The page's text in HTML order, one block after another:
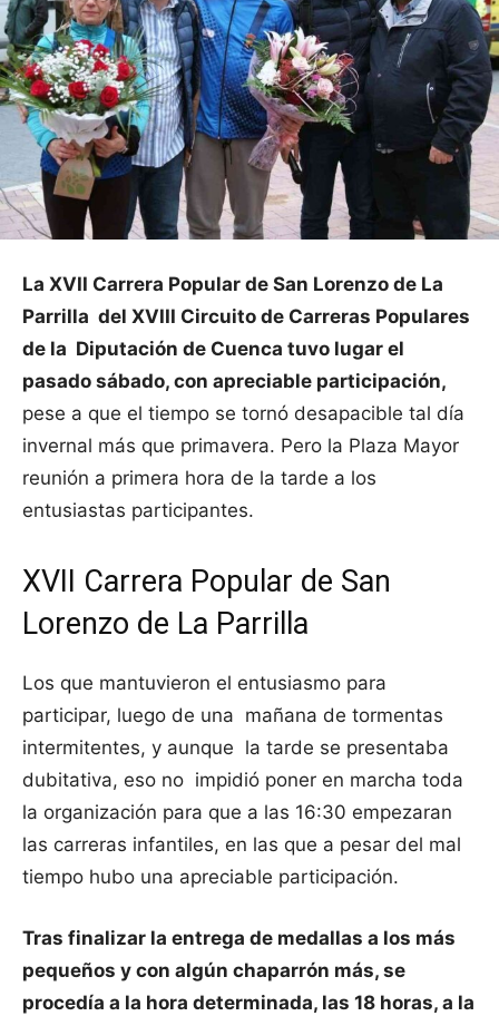
La XVII Carrera Popular de San Lorenzo de La
Parrilla del XVIII Circuito de Carreras Populares
de la Diputación de Cuenca tuvo lugar el
pasado sábado, con apreciable participación,
pese a que el tiempo se tornó desapacible tal día
invernal más que primavera. Pero la Plaza Mayor
reunión a primera hora de la tarde a los
entusiastas participantes.
XVII Carrera Popular de San
Lorenzo de La Parrilla
Los que mantuvieron el entusiasmo para
participar, luego de una mañana de tormentas
intermitentes, y aunque la tarde se presentaba
dubitativa, eso no impidió poner en marcha toda
la organización para que a las 16:30 empezaran
las carreras infantiles, en las que a pesar del mal
tiempo hubo una apreciable participación.
Tras finalizar la entrega de medallas a los más
pequeños y con algún chaparrón más, se
procedía a la hora determinada, las 18 horas, a la